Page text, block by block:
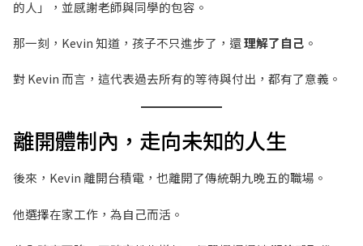
的人」，並感謝老師與同學的包容。
那一刻，Kevin 知道，孩子不只進步了，還理解了自己 。
對 Kevin 而言，這代表過去所有的等待與付出，都有了意義。
離開體制內，走向未知的人生
後來，Kevin 離開台積電，也離開了傳統朝九晚五的職場。
他選擇在家工作，為自己而活。